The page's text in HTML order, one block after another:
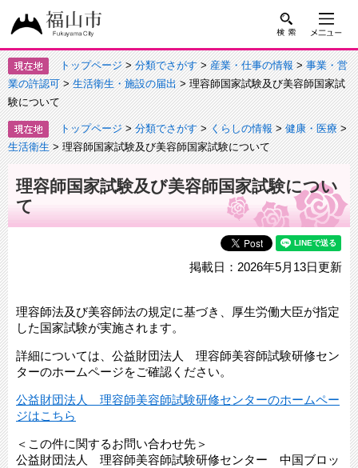
トップページ>分類でさがす>産業・仕事の情報>事業・営
業の許認可>生活衛生・施設の届出> 理容師国家試験及び美容師国家試
験について
トップページ>分類でさがす>くらしの情報>健康・医療>
生活衛生> 理容師国家試験及び美容師国家試験について
理容師国家試験及び美容師国家試験につい
て
掲載日：2026年5月13日更新
理容師法及び美容師法の規定に基づき、厚生労働大臣が指定
した国家試験が実施されます。
詳細については、公益財団法人 理容師美容師試験研修セン
ターのホームページをご確認ください。
公益財団法人 理容師美容師試験研修センターのホームペー
ジはこちら
＜この件に関するお問い合わせ先＞
公益財団法人 理容師美容師試験研修センター 中国ブロッ